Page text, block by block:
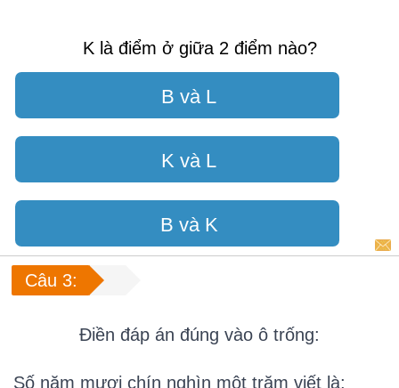
K là điểm ở giữa 2 điểm nào?
B và L
K và L
B và K
Câu 3:
Điền đáp án đúng vào ô trống:
Số năm mươi chín nghìn một trăm viết là: